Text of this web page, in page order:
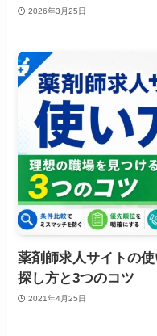
2026年3月25日
薬剤師求人サイトの
探し方と3つのコツ
2021年4月25日